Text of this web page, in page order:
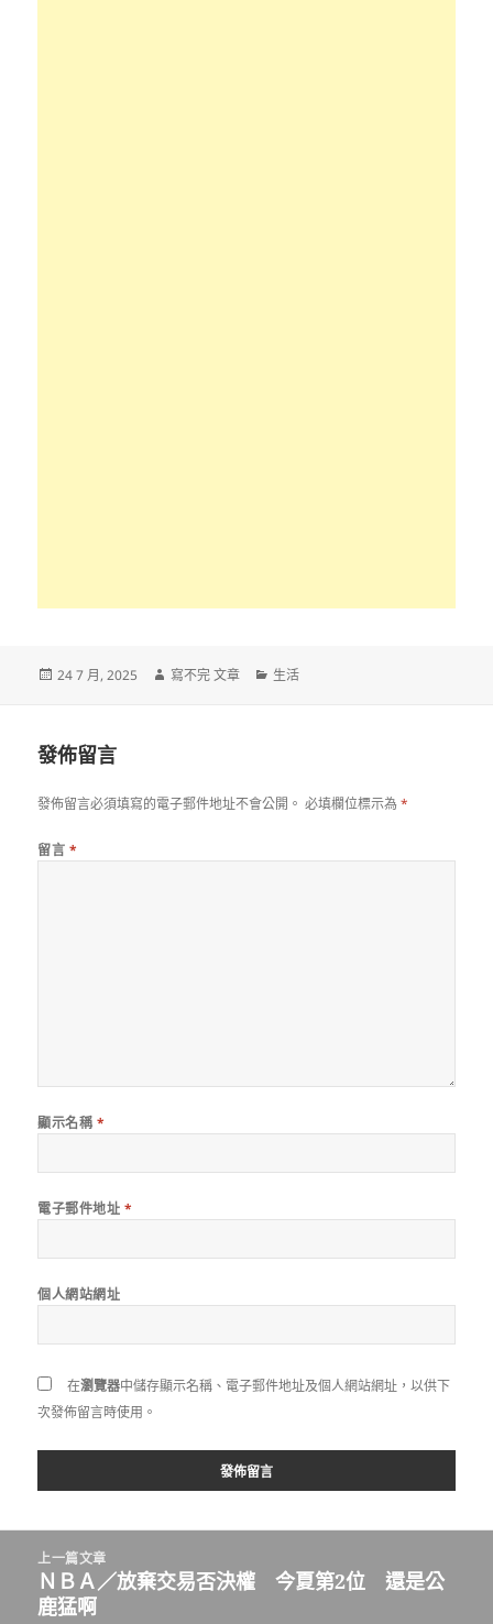
發
24 7 月, 2025
作
寫不完 文章
分
生活
發佈留言
發佈留言必須填寫的電子郵件地址不會公開。 必填欄位標示為*
留言 *
顯示名稱 *
電子郵件地址 *
個人網站網址
在瀏覽器中儲存顯示名稱、電子郵件地址及個人網站網址，以供下
次發佈留言時使用。
上一篇文章
上
一
ＮＢＡ／放棄交易否決權 今夏第2位 還是公
鹿猛啊